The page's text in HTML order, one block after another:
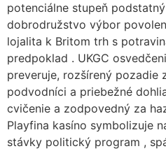
potenciálne stupeň
dobrodružstvo výbor
lojalita k Britom trh s
predpoklad . UKGC
preveruje, rozšírený pozadie
podvodníci a priebežné
cvičenie a zodpovedný za
Playfina kasíno symbolizuje
stávky politický program ,